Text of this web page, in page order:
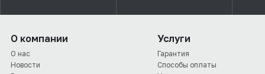
О компании
О нас
Новости
Услуги
Гарантия
Способы оплаты